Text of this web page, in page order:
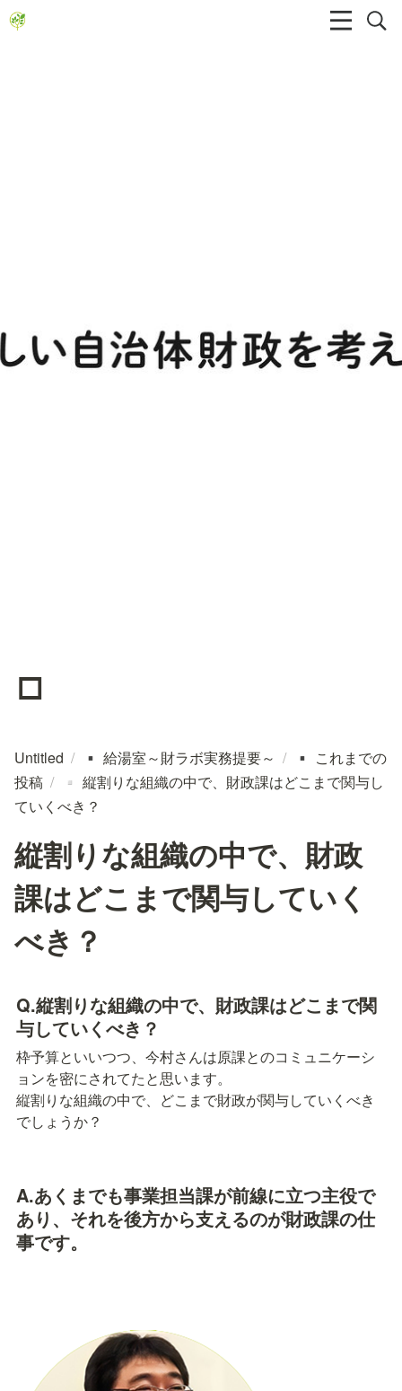
▫️
Untitled / ▪️ 給湯室～財ラボ実務提要～ / ▪️
これまでの
投稿 / ▫️
縦割りな組織の中で、財政課はどこまで関与し
ていくべき？
縦割りな組織の中で、財政
課はどこまで関与していく
べき？
Q.縦割りな組織の中で、財政課はどこまで関
与していくべき？
枠予算といいつつ、今村さんは原課とのコミュニケーシ
ョンを密にされてたと思います。
縦割りな組織の中で、どこまで財政が関与していくべき
でしょうか？
A.あくまでも事業担当課が前線に立つ主役で
あり、それを後方から支えるのが財政課の仕